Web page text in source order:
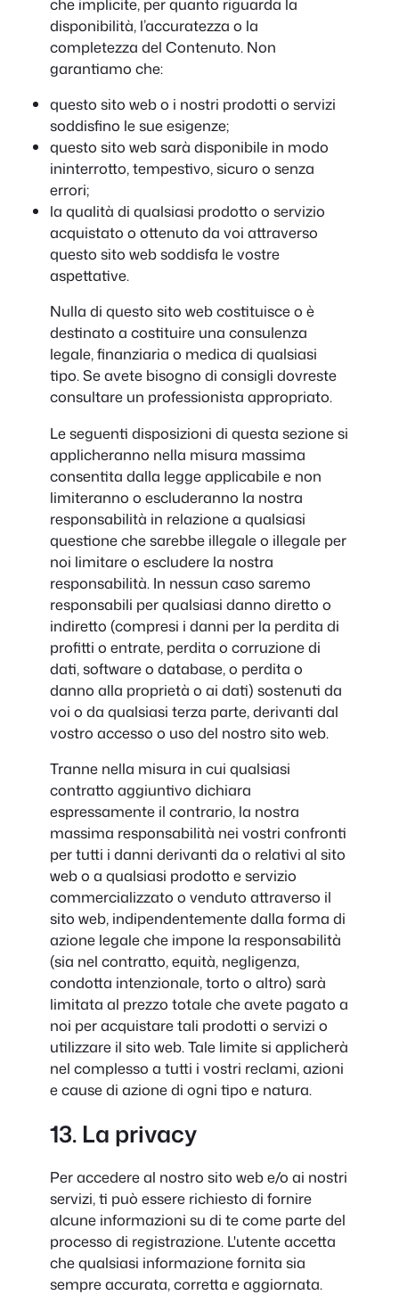
disponibilità, l’accuratezza o la
completezza del Contenuto. Non
garantiamo che:
questo sito web o i nostri prodotti o servizi
soddisfino le sue esigenze;
questo sito web sarà disponibile in modo
ininterrotto, tempestivo, sicuro o senza
errori;
la qualità di qualsiasi prodotto o servizio
acquistato o ottenuto da voi attraverso
questo sito web soddisfa le vostre
aspettative.
Nulla di questo sito web costituisce o è
destinato a costituire una consulenza
legale, finanziaria o medica di qualsiasi
tipo. Se avete bisogno di consigli dovreste
consultare un professionista appropriato.
Le seguenti disposizioni di questa sezione si
applicheranno nella misura massima
consentita dalla legge applicabile e non
limiteranno o escluderanno la nostra
responsabilità in relazione a qualsiasi
questione che sarebbe illegale o illegale per
noi limitare o escludere la nostra
responsabilità. In nessun caso saremo
responsabili per qualsiasi danno diretto o
indiretto (compresi i danni per la perdita di
profitti o entrate, perdita o corruzione di
dati, software o database, o perdita o
danno alla proprietà o ai dati) sostenuti da
voi o da qualsiasi terza parte, derivanti dal
vostro accesso o uso del nostro sito web.
Tranne nella misura in cui qualsiasi
contratto aggiuntivo dichiara
espressamente il contrario, la nostra
massima responsabilità nei vostri confronti
per tutti i danni derivanti da o relativi al sito
web o a qualsiasi prodotto e servizio
commercializzato o venduto attraverso il
sito web, indipendentemente dalla forma di
azione legale che impone la responsabilità
(sia nel contratto, equità, negligenza,
condotta intenzionale, torto o altro) sarà
limitata al prezzo totale che avete pagato a
noi per acquistare tali prodotti o servizi o
utilizzare il sito web. Tale limite si applicherà
nel complesso a tutti i vostri reclami, azioni
e cause di azione di ogni tipo e natura.
13. La privacy
Per accedere al nostro sito web e/o ai nostri
servizi, ti può essere richiesto di fornire
alcune informazioni su di te come parte del
processo di registrazione. L'utente accetta
che qualsiasi informazione fornita sia
sempre accurata, corretta e aggiornata.